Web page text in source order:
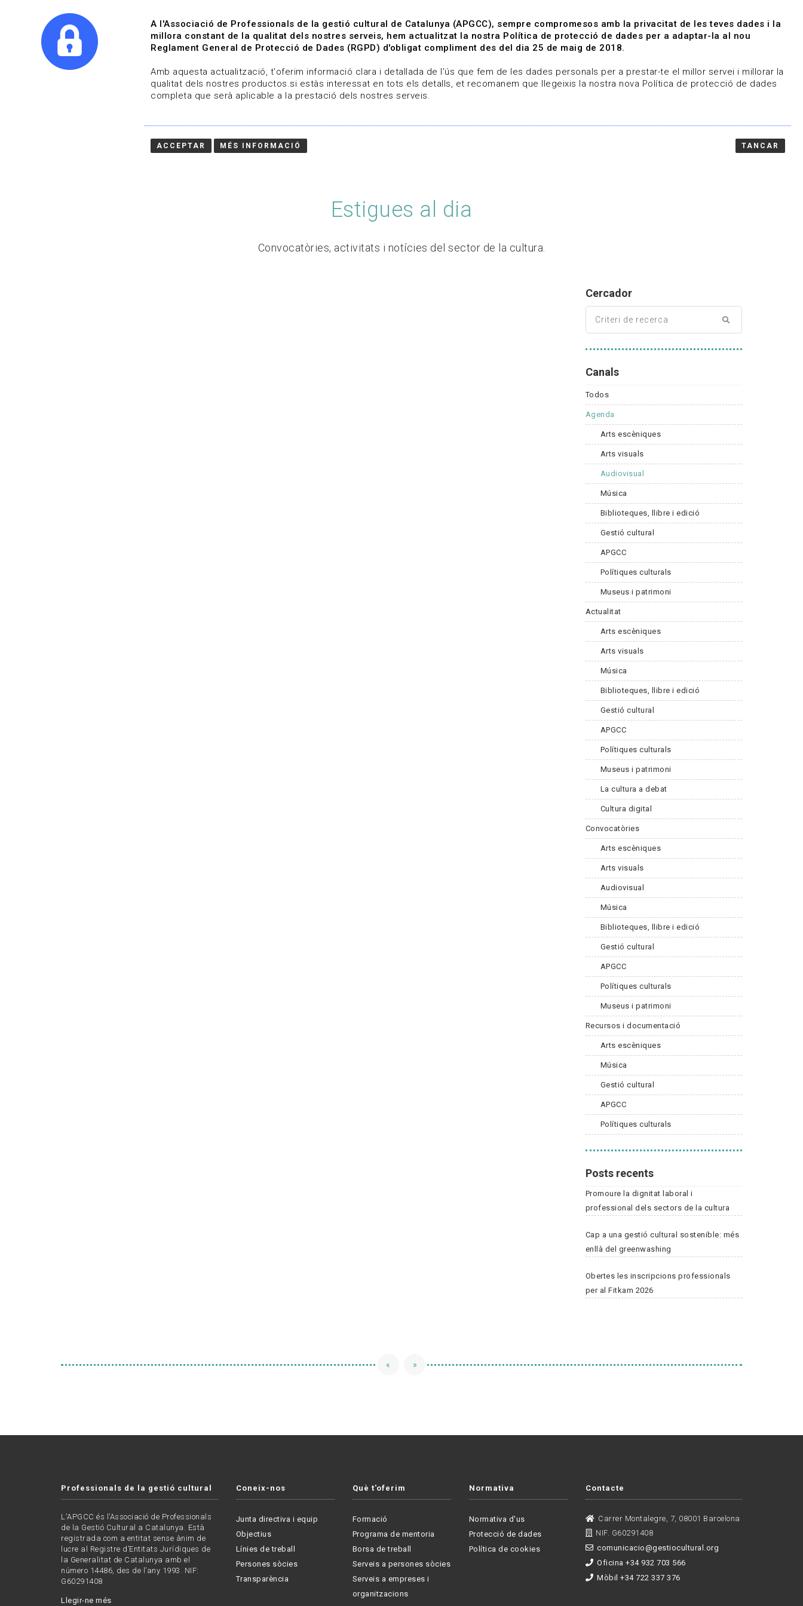
Qui som Línies de treball Projectes Serveis A qui representem Contacte
Estigues al dia
Convocatòries, activitats i notícies del sector de la cultura.
Cercador
Canals
Todos
Agenda
Arts escèniques
Arts visuals
Audiovisual
Música
Biblioteques, llibre i edició
Gestió cultural
APGCC
Polítiques culturals
Museus i patrimoni
Actualitat
Arts escèniques
Arts visuals
Música
Biblioteques, llibre i edició
Gestió cultural
APGCC
Polítiques culturals
Museus i patrimoni
La cultura a debat
Cultura digital
Convocatòries
Arts escèniques
Arts visuals
Audiovisual
Música
Biblioteques, llibre i edició
Gestió cultural
APGCC
Polítiques culturals
Museus i patrimoni
Recursos i documentació
Arts escèniques
Música
Gestió cultural
APGCC
Polítiques culturals
Posts recents
Promoure la dignitat laboral i
professional dels sectors de la cultura
Cap a una gestió cultural sostenible: més
enllà del greenwashing
Obertes les inscripcions professionals
per al Fitkam 2026
« »
Professionals de la gestió cultural
L'APGCC és l’Associació de Professionals
de la Gestió Cultural a Catalunya. Està
registrada com a entitat sense ànim de
lucre al Registre d’Entitats Jurídiques de
la Generalitat de Catalunya amb el
número 14486, des de l’any 1993. NIF:
G60291408
Llegir-ne més
Coneix-nos
Junta directiva i equip
Objectius
Línies de treball
Persones sòcies
Transparència
Què t'oferim
Formació
Programa de mentoria
Borsa de treball
Serveis a persones sòcies
Serveis a empreses i
organitzacions
Normativa
Normativa d'us
Protecció de dades
Política de cookies
Contacte
Carrer Montalegre, 7, 08001 Barcelona
NIF. G60291408
comunicacio@gestiocultural.org
Oficina +34 932 703 566
Mòbil +34 722 337 376
A l'Associació de Professionals de la gestió cultural de Catalunya (APGCC), sempre compromesos amb la privacitat de les teves dades i la
millora constant de la qualitat dels nostres serveis, hem actualitzat la nostra Política de protecció de dades per a adaptar-la al nou
Reglament General de Protecció de Dades (RGPD) d'obligat compliment des del dia 25 de maig de 2018.
Amb aquesta actualització, t'oferim informació clara i detallada de l'ús que fem de les dades personals per a prestar-te el millor servei i millorar la
qualitat dels nostres productos.si estàs interessat en tots els detalls, et recomanem que llegeixis la nostra nova Política de protecció de dades
completa que serà aplicable a la prestació dels nostres serveis.
ACCEPTAR MÉS INFORMACIÓ TANCAR